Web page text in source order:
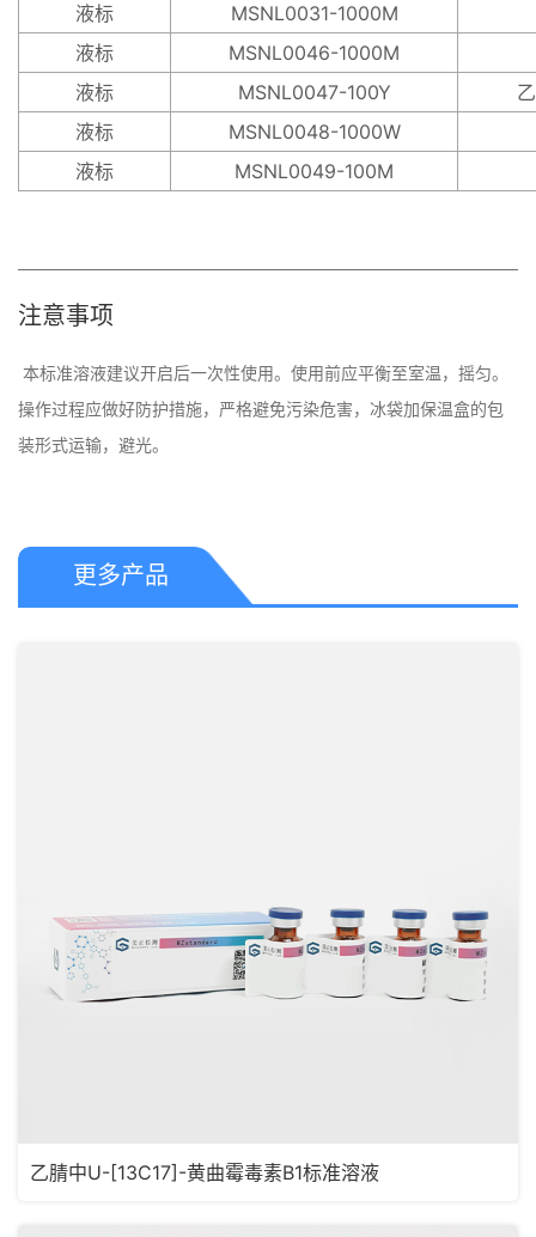
液标
MSNL0031-1000M
液标
MSNL0046-1000M
液标
MSNL0047-100Y
液标
MSNL0048-1000W
液标
MSNL0049-100M
注意事项
操作过程应做好防护措施，严格避免污染危害，冰​袋加保温盒的包
更多产品
乙腈中U-[13C17]-黄曲霉毒素B1标准溶液